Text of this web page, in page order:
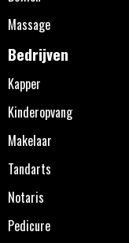
Massage
Bedrijven
Kapper
Kinderopvang
Makelaar
Tandarts
Notaris
Pedicure